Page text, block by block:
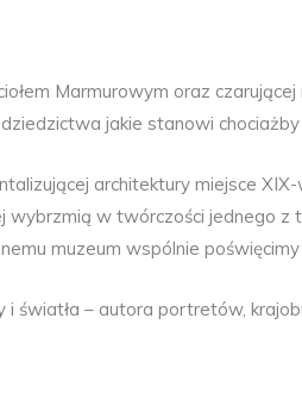
Marmurowym oraz
jakie stanowi chociażby
architektury miejsce
wybrzmią w twórczości jednego
muzeum wspólnie
i światła – autora portretów,